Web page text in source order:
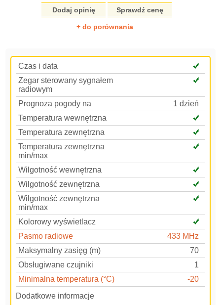
Dodaj opinię Sprawdź cenę
+ do porównania
Czas i data
Zegar sterowany sygnałem
radiowym
Prognoza pogody na
1 dzień
Temperatura wewnętrzna
Temperatura zewnętrzna
Temperatura zewnętrzna
min/max
Wilgotność wewnętrzna
Wilgotność zewnętrzna
Wilgotność zewnętrzna
min/max
Kolorowy wyświetlacz
Pasmo radiowe
433 MHz
Maksymalny zasięg (m)
70
Obsługiwane czujniki
1
Minimalna temperatura (°C)
-20
Dodatkowe informacje